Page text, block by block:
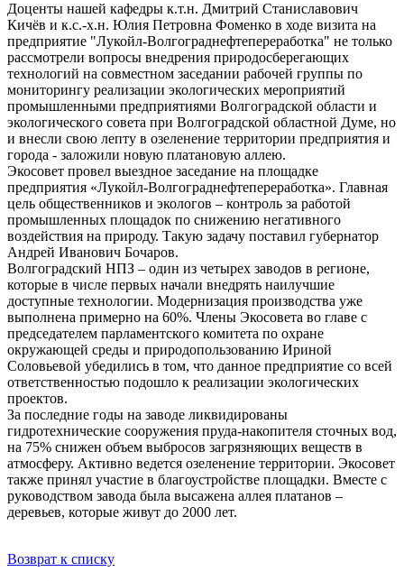
Доценты нашей кафедры к.т.н. Дмитрий Станиславович
Кичёв и к.с.-х.н. Юлия Петровна Фоменко в ходе визита на
предприятие "Лукойл-Волгограднефтепереработка" не только
рассмотрели вопросы внедрения природосберегающих
технологий на совместном заседании рабочей группы по
мониторингу реализации экологических мероприятий
промышленными предприятиями Волгоградской области и
экологического совета при Волгоградской областной Думе, но
и внесли свою лепту в озеленение территории предприятия и
города - заложили новую платановую аллею.
Экосовет провел выездное заседание на площадке
предприятия «Лукойл-Волгограднефтепереработка». Главная
цель общественников и экологов – контроль за работой
промышленных площадок по снижению негативного
воздействия на природу. Такую задачу поставил губернатор
Андрей Иванович Бочаров.
Волгоградский НПЗ – один из четырех заводов в регионе,
которые в числе первых начали внедрять наилучшие
доступные технологии. Модернизация производства уже
выполнена примерно на 60%. Члены Экосовета во главе с
председателем парламентского комитета по охране
окружающей среды и природопользованию Ириной
Соловьевой убедились в том, что данное предприятие со всей
ответственностью подошло к реализации экологических
проектов.
За последние годы на заводе ликвидированы
гидротехнические сооружения пруда-накопителя сточных вод,
на 75% снижен объем выбросов загрязняющих веществ в
атмосферу. Активно ведется озеленение территории. Экосовет
также принял участие в благоустройстве площадки. Вместе с
руководством завода была высажена аллея платанов –
деревьев, которые живут до 2000 лет.
Возврат к списку